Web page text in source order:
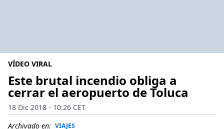
VÍDEO VIRAL
Este brutal incendio obliga a
cerrar el aeropuerto de Toluca
18 Dic 2018 - 10:26 CET
Archivado en: VIAJES